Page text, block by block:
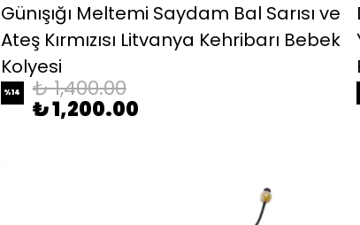
Günışığı Meltemi Saydam Bal Sarısı ve
Ateş Kırmızısı Litvanya Kehribarı Bebek
Kolyesi
%14 ₺ 1,400.00
₺ 1,200.00